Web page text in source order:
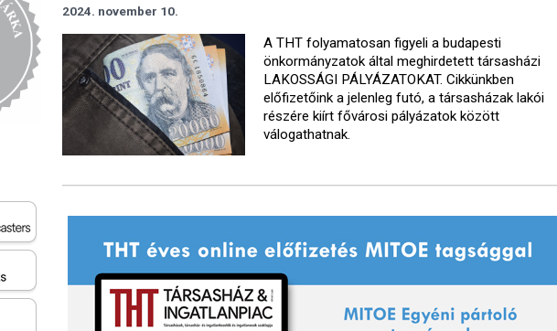
2024. november 10.
A THT folyamatosan figyeli a budapesti
önkormányzatok által meghirdetett társasházi
LAKOSSÁGI PÁLYÁZATOKAT. Cikkünkben
előfizetőink a jelenleg futó, a társasházak lakói
részére kiírt fővárosi pályázatok között
válogathatnak.